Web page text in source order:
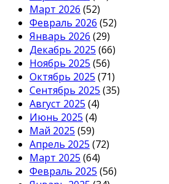
Март 2026 (52)
Февраль 2026 (52)
Январь 2026 (29)
Декабрь 2025 (66)
Ноябрь 2025 (56)
Октябрь 2025 (71)
Сентябрь 2025 (35)
Август 2025 (4)
Июнь 2025 (4)
Май 2025 (59)
Апрель 2025 (72)
Март 2025 (64)
Февраль 2025 (56)